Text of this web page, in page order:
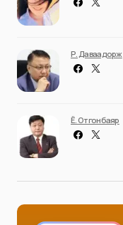
Р. Даваадорж
Ё. Отгонбаяр